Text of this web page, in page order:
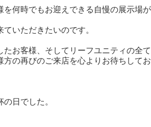
を何時でもお迎えできる自慢の展示場が
いただきたいのです。
たお客様、そしてリーフユニティの全て
方の再びのご来店を心よりお待ちしてお
日でした。